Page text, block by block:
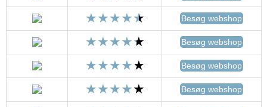
Besøg webshop
Besøg webshop
Besøg webshop
Besøg webshop